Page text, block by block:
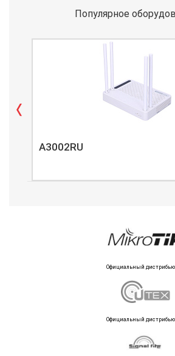
Популярное
A3002RU
Официальный
Официальный